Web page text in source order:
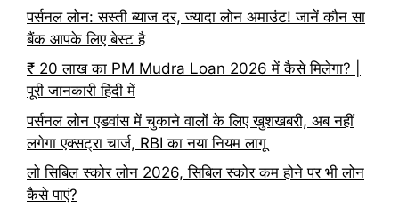
पर्सनल लोन: सस्ती ब्याज दर, ज्यादा लोन अमाउंट! जानें कौन सा
बैंक आपके लिए बेस्ट है
₹ 20 लाख का PM Mudra Loan 2026 में कैसे मिलेगा? |
पूरी जानकारी हिंदी में
पर्सनल लोन एडवांस में चुकाने वालों के लिए खुशखबरी, अब नहीं
लगेगा एक्सट्रा चार्ज, RBI का नया नियम लागू
लो सिबिल स्कोर लोन 2026, सिबिल स्कोर कम होने पर भी लोन
कैसे पाएं?